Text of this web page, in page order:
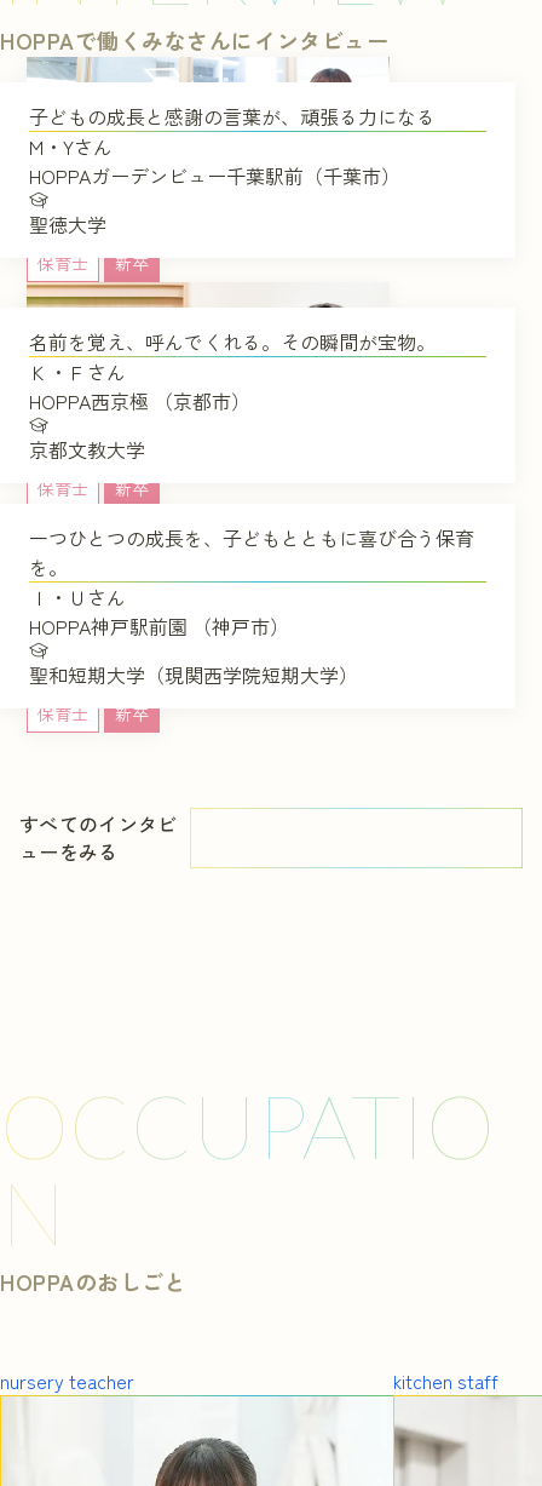
HOPPAで働くみなさんにインタビュー
保育士 新卒
子どもの成長と感謝の言葉が、頑張る力になる
M・Yさん
HOPPAガーデンビュー千葉駅前（千葉市）
聖徳大学
保育士 新卒
名前を覚え、呼んでくれる。その瞬間が宝物。
Ｋ・Ｆさん
HOPPA西京極 （京都市）
京都文教大学
保育士 新卒
一つひとつの成長を、子どもとともに喜び合う保育
を。
Ｉ・Ｕさん
HOPPA神戸駅前園 （神戸市）
聖和短期大学（現関西学院短期大学）
すべてのインタビ
ューをみる
OCCUPATIO
N
HOPPAのおしごと
nursery teacher kitchen staff